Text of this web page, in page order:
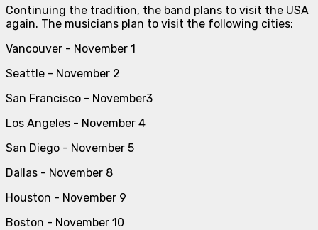
Continuing the tradition, the band plans to visit the USA
again. The musicians plan to visit the following cities:
Vancouver - November 1
Seattle - November 2
San Francisco - November3
Los Angeles - November 4
San Diego - November 5
Dallas - November 8
Houston - November 9
Boston - November 10